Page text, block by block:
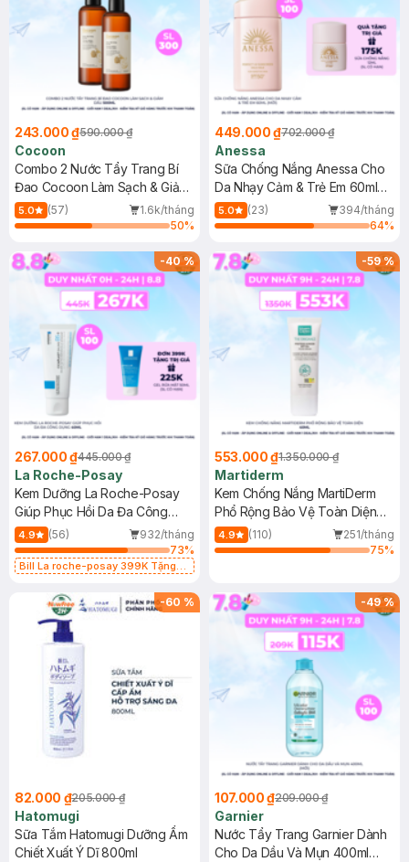
243.000 ₫590.000 ₫
Cocoon
Combo 2 Nước Tẩy Trang Bí
Đao Cocoon Làm Sạch & Giảm
Dầu 500ml
5.0 (57)
1.6k/tháng
50%
449.000 ₫702.000 ₫
Anessa
Sữa Chống Nắng Anessa Cho
Da Nhạy Cảm & Trẻ Em 60ml
(Mới)
5.0 (23)
394/tháng
64%
-40%
267.000 ₫445.000 ₫
La Roche-Posay
Kem Dưỡng La Roche-Posay
Giúp Phục Hồi Da Đa Công
Dụng 40ml
4.9 (56)
932/tháng
73%
Bill La roche-posay 399K Tặng
(SL có hạn)
-59%
553.000 ₫1.350.000 ₫
Martiderm
Kem Chống Nắng MartiDerm
Phổ Rộng Bảo Vệ Toàn Diện
40ml
4.9 (110)
251/tháng
75%
-60 %
82.000 ₫205.000 ₫
Hatomugi
Sữa Tắm Hatomugi Dưỡng Ẩm
Chiết Xuất Ý Dĩ 800ml
-49%
107.000 ₫209.000 ₫
Garnier
Nước Tẩy Trang Garnier Dành
Cho Da Dầu Và Mụn 400ml